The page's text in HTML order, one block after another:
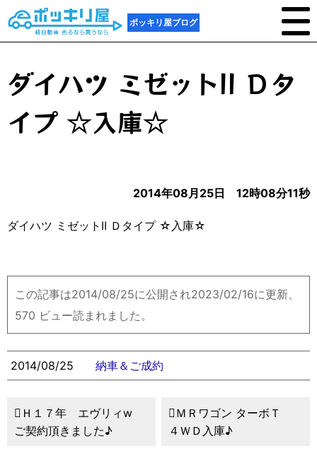
ポッキリ屋ブログ
ダイハツ ミゼットII Ｄタ
イプ ☆入庫☆
2014年08月25日 12時08分11秒
ダイハツ ミゼットII Ｄタイプ ☆入庫☆
この記事は2014/08/25に公開され2023/02/16に更新、
570 ビュー読まれました。
2014/08/25 納車＆ご成約
Ｈ１７年 エヴリィw
ご契約頂きました♪
ＭＲワゴン ターボＴ
４ＷＤ入庫♪